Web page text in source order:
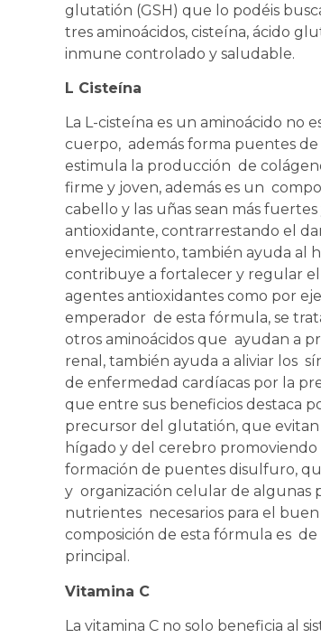
glutatión (GSH) que lo podéis
tres aminoácidos, cisteína, ácido
inmune controlado y saludable.
L Cisteína
La L-cisteína es un aminoácido no
cuerpo, además forma puentes
estimula la producción de
firme y joven, además es un
cabello y las uñas sean más
antioxidante, contrarrestando el
envejecimiento, también ayuda al
contribuye a fortalecer y regular
agentes antioxidantes como por
emperador de esta fórmula, se
otros aminoácidos que ayudan a
renal, también ayuda a aliviar los
de enfermedad cardíacas por la
que entre sus beneficios destaca
precursor del glutatión, que
hígado y del cerebro
formación de puentes disulfuro,
y organización celular de algunas
nutrientes necesarios para el
composición de esta fórmula es
principal.
Vitamina C
La vitamina C no solo beneficia al